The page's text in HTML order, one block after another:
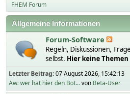
FHEM Forum
Allgemeine Informationen
Forum-Software
Regeln, Diskussionen,
selbst. Hier keine
Letzter Beitrag:07 August 2026, 15:42:13
Aw: wer hat hier den Bot...von Beta-User